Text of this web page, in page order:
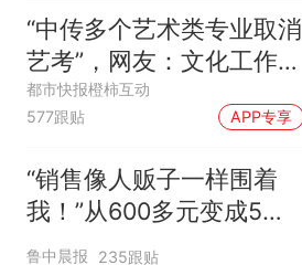
味道很好
“中传多个艺术类专业取消
艺考”，网友：文化工作者
一定要有文化，这句话的
含金量还在持续上升
都市快报橙柿互动
577跟贴
APP专享
“销售像人贩子一样围着
我！”从600多元变成5万
元，57岁保洁阿姨做医美
鲁中晨报 235跟贴